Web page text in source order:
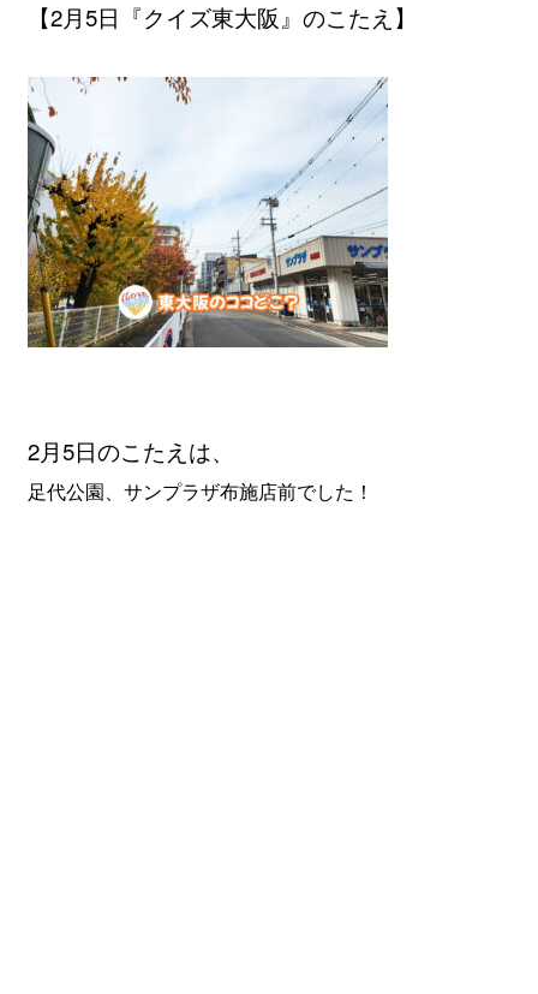
【2月5日『クイズ東大阪』のこたえ】
2月5日のこたえは、
足代公園、サンプラザ布施店前でした！